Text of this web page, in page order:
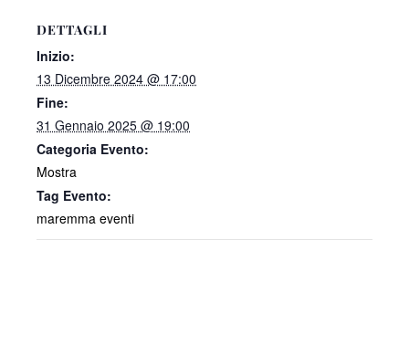
DETTAGLI
Inizio:
13 Dicembre 2024 @ 17:00
Fine:
31 Gennaio 2025 @ 19:00
Categoria Evento:
Mostra
Tag Evento:
maremma eventi